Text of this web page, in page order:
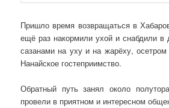
Пришло время возвращаться в
ещё раз накормили ухой и снабдили в
сазанами на уху и на жарёху,
Нанайское гостеприимство.
Обратный путь занял около
провели в приятном и интересном